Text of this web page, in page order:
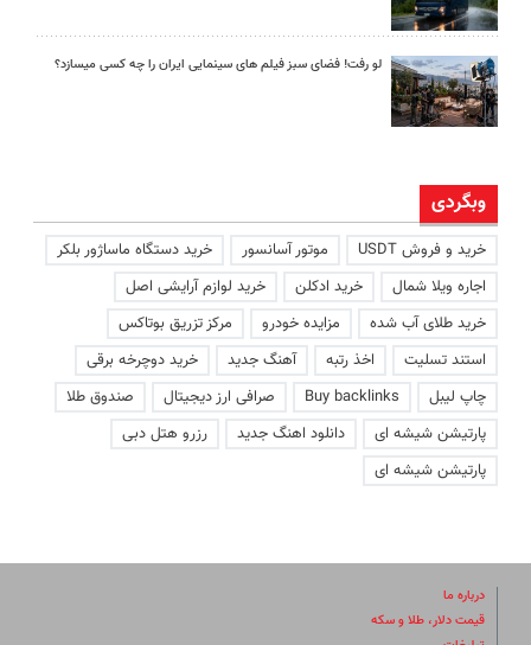
لو رفت! فضای سبز فیلم های سینمایی ایران را چه کسی میسازد؟
وبگردی
خرید و فروش USDT موتور آسانسور
خرید دستگاه ماساژور بلکر
اجاره ویلا شمال
خرید ادکلن
خرید لوازم آرایشی اصل
خرید طلای آب شده
مزایده خودرو
مرکز تزریق بوتاکس
استند تسلیت
اخذ رتبه آهنگ جدید
خرید دوچرخه برقی
چاپ لیبل
Buy backlinks صرافی ارز دیجیتال
صندوق طلا
پارتیشن شیشه ای
دانلود اهنگ جدید
رزرو هتل دبی
پارتیشن شیشه ای
درباره ما
قیمت دلار، طلا و سکه